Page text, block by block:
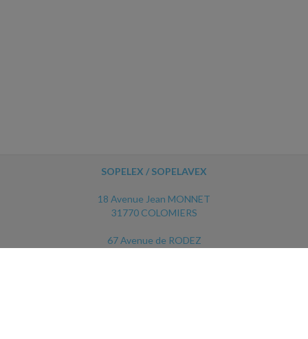
SOPELEX / SOPELAVEX
18 Avenue Jean MONNET
31770 COLOMIERS
67 Avenue de RODEZ